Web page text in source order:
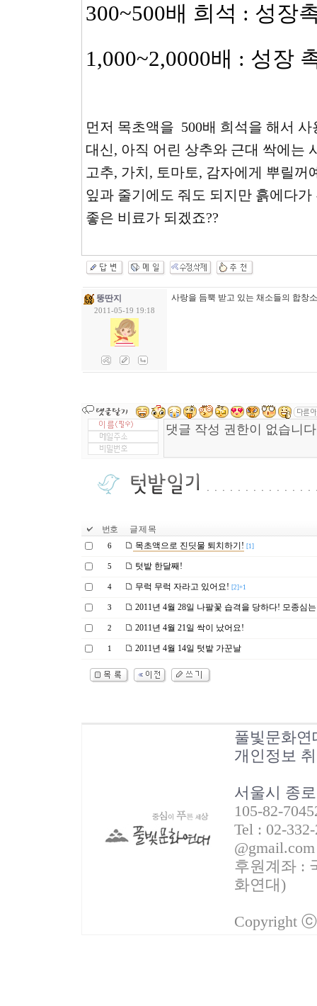
300~500배 희석 : 성장
1,000~2,0000배 : 성장
먼저 목초액을 500배 희석을 해서
대신, 아직 어린 상추와 근대 싹에는
고추, 가치, 토마토, 감자에게 뿌릴꺼
잎과 줄기에도 줘도 되지만 흙에다
좋은 비료가 되겠죠??
뚱딴지
2011-05-19 19:18
사랑을 듬뿍 받고 있는 채소들의 합창
번호 글 제 목
6 목초액으로 진딧물 퇴치하기! [1]
5 텃밭 한달째!
4 무럭 무럭 자라고 있어요! [2]+1
3 2011년 4월 28일 나팔꽃 습격을 당하다! 모종심
2 2011년 4월 21일 싹이 났어요!
1 2011년 4월 14일 텃밭 가꾼날
풀빛문화연
개인정보
서울시 종
105-82-
Tel : 02-
@gmail.com
후원계좌 :
화연대)
Copyright